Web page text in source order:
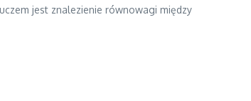
jest znalezienie równowagi między